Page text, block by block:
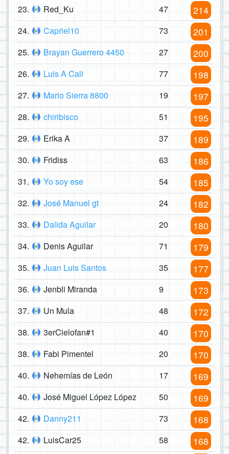
23. Red_Ku 47 214
24. Capriel10 73 201
25. Brayan Guerrero 4450 27 200
26. Luis A Cali 77 198
27. Mario Sierra 8800 19 197
28. chiribisco 51 195
29. Erika A 37 189
30. Fridiss 63 186
31. Yo soy ese 54 185
32. José Manuel gt 24 182
33. Dalida Aguilar 20 180
34. Denis Aguilar 71 179
35. Juan Luis Santos 35 177
36. Jenbli Miranda 9 173
37. Un Mula 48 172
38. 3erCielofan#1 40 170
38. Fabi Pimentel 20 170
40. Nehemías de León 17 169
40. José Miguel López López 50 169
42. Danny211 73 168
42. LuisCar25 58 168